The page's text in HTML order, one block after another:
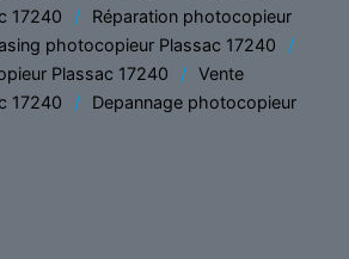
17240
Réparation photocopieur
photocopieur Plassac 17240
Plassac 17240
Vente
17240
Depannage photocopieur